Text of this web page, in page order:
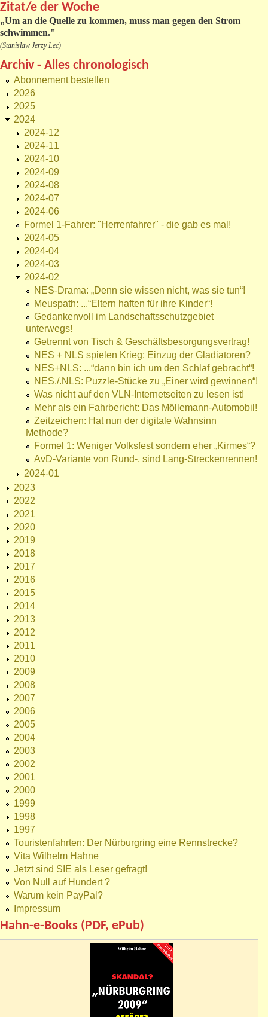
Zitat/e der Woche
„Um an die Quelle zu kommen, muss man gegen den Strom
schwimmen."
(Stanislaw Jerzy Lec)
Archiv - Alles chronologisch
Abonnement bestellen
2026
2025
2024
2024-12
2024-11
2024-10
2024-09
2024-08
2024-07
2024-06
Formel 1-Fahrer: "Herrenfahrer" - die gab es mal!
2024-05
2024-04
2024-03
2024-02
NES-Drama: „Denn sie wissen nicht, was sie tun“!
Meuspath: ...“Eltern haften für ihre Kinder“!
Gedankenvoll im Landschaftsschutzgebiet
unterwegs!
Getrennt von Tisch & Geschäftsbesorgungsvertrag!
NES + NLS spielen Krieg: Einzug der Gladiatoren?
NES+NLS: ...“dann bin ich um den Schlaf gebracht“!
NES./.NLS: Puzzle-Stücke zu „Einer wird gewinnen“!
Was nicht auf den VLN-Internetseiten zu lesen ist!
Mehr als ein Fahrbericht: Das Möllemann-Automobil!
Zeitzeichen: Hat nun der digitale Wahnsinn
Methode?
Formel 1: Weniger Volksfest sondern eher „Kirmes“?
AvD-Variante von Rund-, sind Lang-Streckenrennen!
2024-01
2023
2022
2021
2020
2019
2018
2017
2016
2015
2014
2013
2012
2011
2010
2009
2008
2007
2006
2005
2004
2003
2002
2001
2000
1999
1998
1997
Touristenfahrten: Der Nürburgring eine Rennstrecke?
Vita Wilhelm Hahne
Jetzt sind SIE als Leser gefragt!
Von Null auf Hundert ?
Warum kein PayPal?
Impressum
Hahn-e-Books (PDF, ePub)